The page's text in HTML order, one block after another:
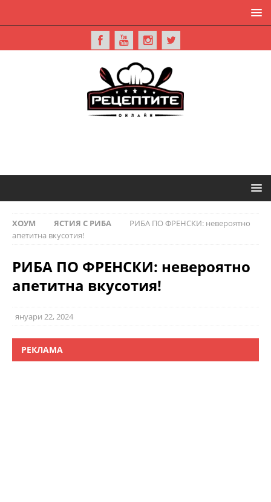
ХОУМ ЯСТИЯ С РИБА
РИБА ПО ФРЕНСКИ: невероятно
апетитна вкусотия!
РИБА ПО ФРЕНСКИ: невероятно
апетитна вкусотия!
януари 22, 2024
РЕКЛАМА